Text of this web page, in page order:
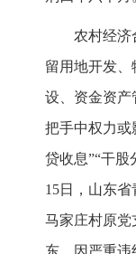
农村经济
留用地开发
设、资金资产
把手中权力或
贷收息”“干股
15日，山东
马家庄村原党
东，因严重违